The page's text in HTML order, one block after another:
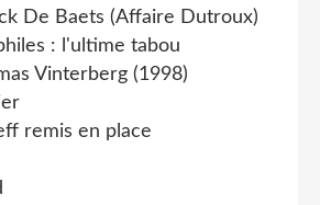
De Baets (Affaire Dutroux)
: l'ultime tabou
Vinterberg (1998)
remis en place